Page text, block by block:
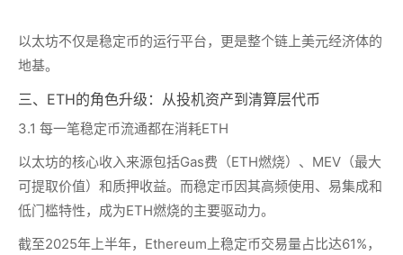
以太坊不仅是稳定币的运行平台，更是整个链上美元经济体的
地基。
三、ETH的角色升级：从投机资产到清算层代币
3.1 每一笔稳定币流通都在消耗ETH
以太坊的核心收入来源包括Gas费（ETH燃烧）、MEV（最大
可提取价值）和质押收益。而稳定币因其高频使用、易集成和
低门槛特性，成为ETH燃烧的主要驱动力。
截至2025年上半年，Ethereum上稳定币交易量占比达61%，